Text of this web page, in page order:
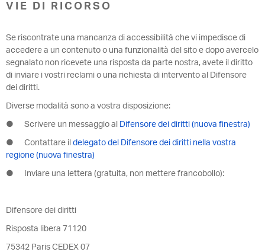
VIE DI RICORSO
Se riscontrate una mancanza di accessibilità che vi impedisce di
accedere a un contenuto o una funzionalità del sito e dopo avercelo
segnalato non ricevete una risposta da parte nostra, avete il diritto
di inviare i vostri reclami o una richiesta di intervento al Difensore
dei diritti.
Diverse modalità sono a vostra disposizione:
● Scrivere un messaggio al Difensore dei diritti (nuova finestra)
● Contattare il delegato del Difensore dei diritti nella vostra
regione (nuova finestra)
● Inviare una lettera (gratuita, non mettere francobollo):
Difensore dei diritti
Risposta libera 71120
75342 Paris CEDEX 07